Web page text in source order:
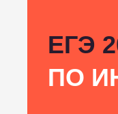
ЕГЭ
ПО